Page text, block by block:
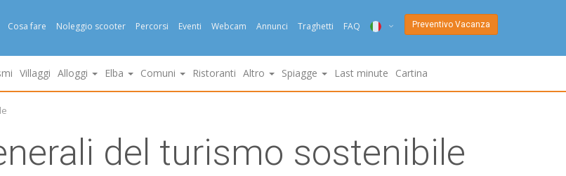
Cosa fare Noleggio scooter Percorsi Eventi Webcam Annunci Traghetti FAQ
ENG
NED
Preventivo Vacanza
Villaggi Alloggi Elba Comuni Ristoranti Altro Spiagge Last minute Cartina
del turismo sostenibile